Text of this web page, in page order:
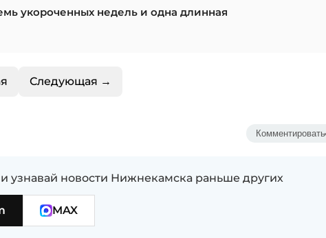
укороченных недель и одна длинная
Следующая →
Комментировать
новости Нижнекамска раньше других
MAX